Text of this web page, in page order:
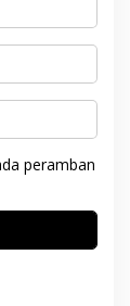
peramban